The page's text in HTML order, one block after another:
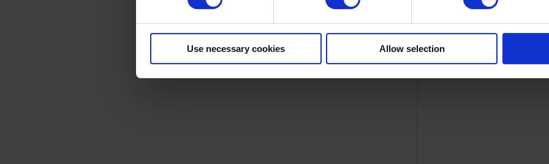
Use necessary cookies Allow selection